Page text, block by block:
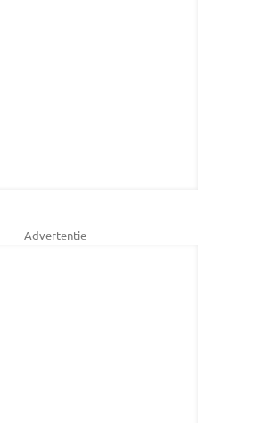
Advertentie